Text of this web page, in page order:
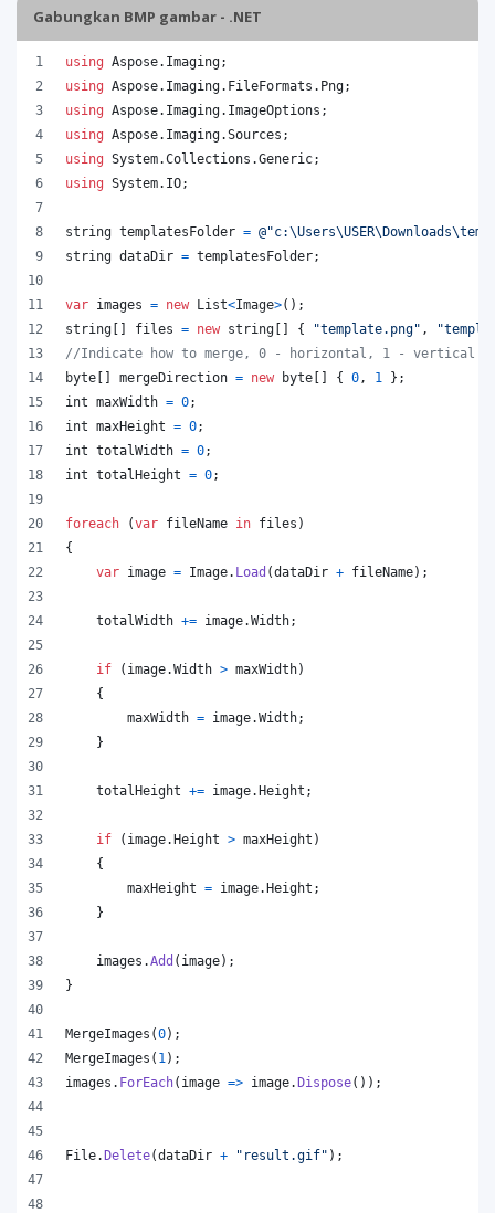
Gabungkan BMP gambar - .NET
using Aspose. Imaging;
using Aspose. Imaging. FileFormats . Png;
using Aspose. Imaging. ImageOptions ;
using Aspose. Imaging.Sources ;
using System.Collections .Generic;
using System. IO;
string templatesFolder =
string dataDir = templatesFolder;
var images = new List<Image>( ) ;
string [ ] files = new string [ ] { "template.png" ,
//Indicate how to merge, 0 - horizontal, 1 - vertical
byte [ ] mergeDirection = new byte [ ] { 0 , 1 } ;
int maxWidth = 0;
int maxHeight = 0;
int totalWidth = 0;
int totalHeight = 0;
foreach (var fileName in files )
{
var image = Image. Load (dataDir + fileName) ;
totalWidth += image.Width;
if ( image.Width > maxWidth)
{
maxWidth = image.Width;
}
totalHeight += image.Height ;
if ( image.Height > maxHeight )
{
maxHeight = image.Height ;
}
images .Add ( image) ;
}
MergeImages (0) ;
MergeImages ( 1 ) ;
images . ForEach( image => image.Dispose( ) ) ;
File.Delete(dataDir + "result.gif" ) ;